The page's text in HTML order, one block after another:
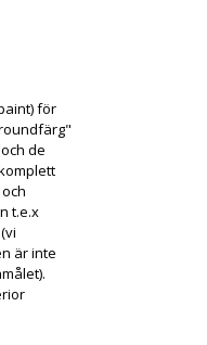
för
de
t.e.x
är inte